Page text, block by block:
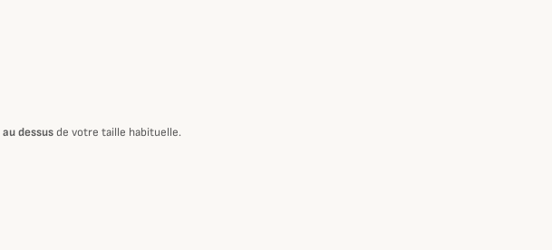
au dessusde votre taille habituelle.